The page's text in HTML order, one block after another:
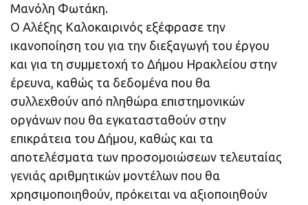
Μανόλη Φωτάκη.
Ο Αλέξης Καλοκαιρινός εξέφρασε την
ικανοποίηση του για την διεξαγωγή του έργου
και για τη συμμετοχή το Δήμου Ηρακλείου στην
έρευνα, καθώς τα δεδομένα που θα
συλλεχθούν από πληθώρα επιστημονικών
οργάνων που θα εγκατασταθούν στην
επικράτεια του Δήμου, καθώς και τα
αποτελέσματα των προσομοιώσεων τελευταίας
γενιάς αριθμητικών μοντέλων που θα
χρησιμοποιηθούν, πρόκειται να αξιοποιηθούν